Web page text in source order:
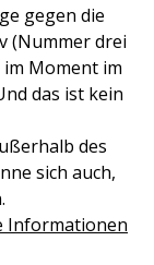
gegen die
(Nummer drei
Moment im
das ist kein
des
sich auch,
Informationen